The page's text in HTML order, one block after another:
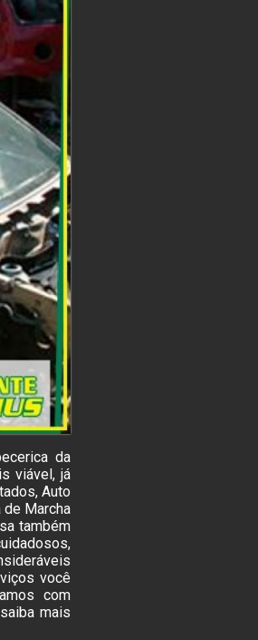
da
viável, já
Auto
de Marcha
também
você
com
mais